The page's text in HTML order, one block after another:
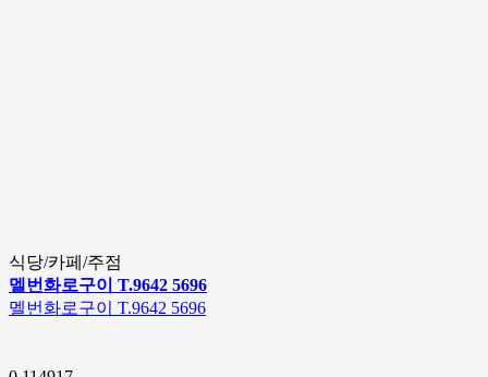
식당/카페/주점
멜번화로구이 T.9642 5696
멜번화로구이 T.9642 5696